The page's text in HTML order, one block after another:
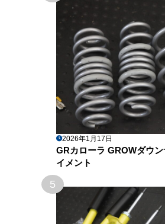
2026年1月17日
GRカローラ GROWダウ
イメント
5